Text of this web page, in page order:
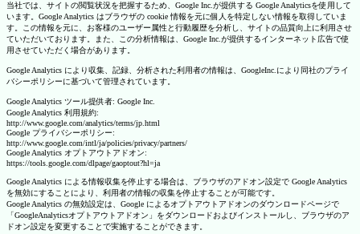
当社では、サイトの閲覧状況を把握するため、Google Inc.が提供する Google Analyticsを使用して
います。Google Analytics はブラウザの cookie 情報を元に個人を特定しない情報を取得していま
す。この情報を元に、お客様のユーザー属性と行動履歴を分析し、サイトの品質向上に利用させ
ていただいております。また、この分析情報は、Google Inc.が提供するインターネット広告で使
用させていただく場合があります。
Google Analytics により収集、記録、分析された利用者の情報は、GoogleInc.により同社のプライ
バシーポリシーに基づいて管理されています。
Google Analytics ツール提供者: Google Inc.
Google Analytics 利用規約:
http://www.google.com/analytics/terms/jp.html
Google プライバシーポリシー:
http://www.google.com/intl/ja/policies/privacy/partners/
Google Analytics オプトアウトアドオン:
https://tools.google.com/dlpage/gaoptout?hl=ja
Google Analytics による情報収集を停止する場合は、ブラウザのアドオン設定で Google Analytics
を無効にすることにより、利用者の情報の収集を停止することが可能です。
Google Analytics の無効設定は、Google によるオプトアウトアドオンのダウンロードページで
「GoogleAnalyticsオプトアウトアドオン」をダウンロードおよびインストールし、ブラウザのア
ドオン設定を変更することで実施することができます。